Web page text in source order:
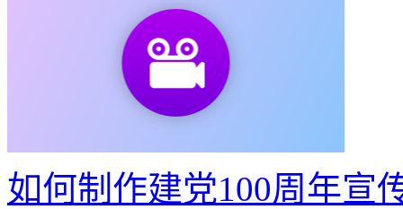
如何制作建党100周年宣